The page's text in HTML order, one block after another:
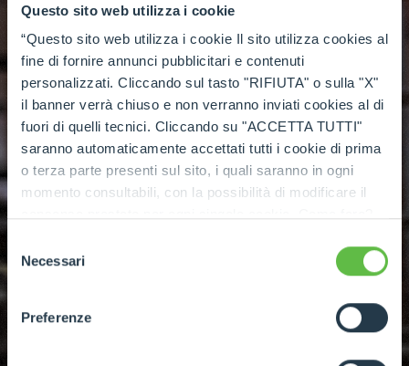
Questo sito web utilizza i cookie
“Questo sito web utilizza i cookie Il sito utilizza cookies al
fine di fornire annunci pubblicitari e contenuti
personalizzati. Cliccando sul tasto "RIFIUTA" o sulla "X"
il banner verrà chiuso e non verranno inviati cookies al di
fuori di quelli tecnici. Cliccando su "ACCETTA TUTTI"
saranno automaticamente accettati tutti i cookie di prima
o terza parte presenti sul sito, i quali saranno in ogni
momento consultabili, con la possibilità di modificare il
ogni pagina, selezionare "Modifichi il suo consenso" e
dell'informativa completa nel footer presente in ogni
pagina. Per esercitare i diritti riconosciuti all'interessato ai
delNecessari
Preferenze
NOUVELLE GAMME ROTATIFS MERLO
Nouveaux ROTO
Les nouveaux ROTO ont été conçus pour offrir
une capacité de charge supérieure à hauteur
égale, optimisant ainsi les performances lors